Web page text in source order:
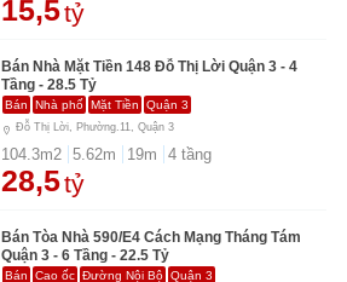
15,5tỷ
Bán Nhà Mặt Tiền 148 Đỗ Thị Lời Quận 3 - 4
Tầng - 28.5 Tỷ
Bán Nhà phố Mặt Tiền Quận 3
Đỗ Thị Lời, Phường.11, Quận 3
104.3m2 5.62m 19m 4 tầng
28,5tỷ
Bán Tòa Nhà 590/E4 Cách Mạng Tháng Tám
Quận 3 - 6 Tầng - 22.5 Tỷ
Bán Cao ốc Đường Nội Bộ Quận 3